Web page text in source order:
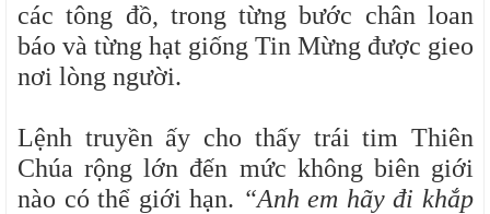
các tông đồ, trong từng bước chân loan
báo và từng hạt giống Tin Mừng được gieo
nơi lòng người.
Lệnh truyền ấy cho thấy trái tim Thiên
Chúa rộng lớn đến mức không biên giới
nào có thể giới hạn. “Anh em hãy đi khắp